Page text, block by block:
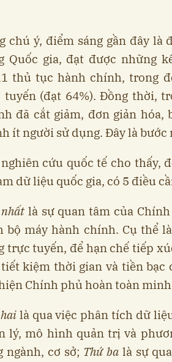
chú ý, điểm sáng gần đây là
Quốc gia, đạt được những
thủ tục hành chính, trong
(đạt 64%). Đồng thời,
đã cắt giảm, đơn giản
ít người sử dụng. Đây là bước
nghiên cứu quốc tế cho thấy,
dữ liệu quốc gia, có 5 điều
là sự quan tâm của
bộ máy hành chính. Cụ thể
trực tuyến, để hạn chế tiếp
kiệm thời gian và tiền bạc
Chính phủ hoàn toàn
là qua việc phân tích dữ
lý, mô hình quản trị và
ngành, cơ sở; Thứ ba là sự